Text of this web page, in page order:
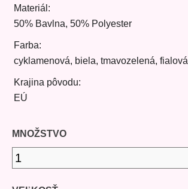
Materiál:
50% Bavlna, 50% Polyester
Farba:
cyklamenová, biela, tmavozelená, fialová
Krajina pôvodu:
EÚ
MNOŽSTVO